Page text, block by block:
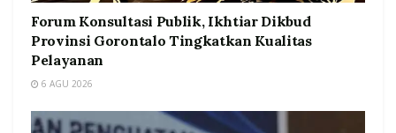
Forum Konsultasi Publik, Ikhtiar Dikbud
Provinsi Gorontalo Tingkatkan Kualitas
Pelayanan
6 AGU 2026